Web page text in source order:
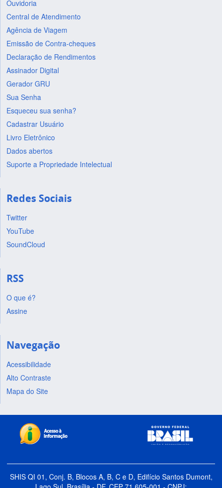
Ouvidoria
Central de Atendimento
Agência de Viagem
Emissão de Contra-cheques
Declaração de Rendimentos
Assinador Digital
Gerador GRU
Sua Senha
Esqueceu sua senha?
Cadastrar Usuário
Livro Eletrônico
Dados abertos
Suporte a Propriedade Intelectual
Redes Sociais
Twitter
YouTube
SoundCloud
RSS
O que é?
Assine
Navegação
Acessibilidade
Alto Contraste
Mapa do Site
SHIS QI 01, Conj. B, Blocos A, B, C e D, Edifício Santos Dumont,